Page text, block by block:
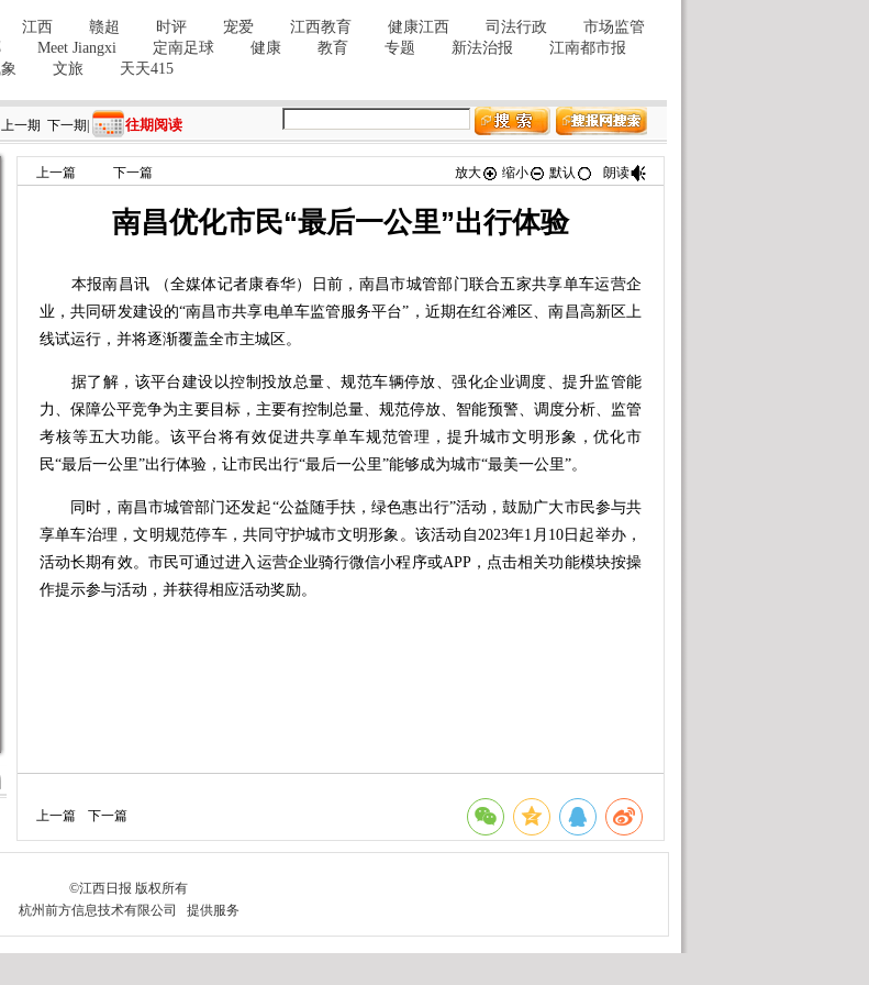
上一期 下一期 往期阅读
上一篇 下一篇 放大 缩小 默认 朗读
南昌优化市民“最后一公里”出行体验
本报南昌讯 （全媒体记者康春华）日前，南昌市城管部门联合五家共享单车运营企
业，共同研发建设的“南昌市共享电单车监管服务平台”，近期在红谷滩区、南昌高新区上
线试运行，并将逐渐覆盖全市主城区。
据了解，该平台建设以控制投放总量、规范车辆停放、强化企业调度、提升监管能
力、保障公平竞争为主要目标，主要有控制总量、规范停放、智能预警、调度分析、监管
考核等五大功能。该平台将有效促进共享单车规范管理，提升城市文明形象，优化市
民“最后一公里”出行体验，让市民出行“最后一公里”能够成为城市“最美一公里”。
同时，南昌市城管部门还发起“公益随手扶，绿色惠出行”活动，鼓励广大市民参与共
享单车治理，文明规范停车，共同守护城市文明形象。该活动自2023年1月10日起举办，
活动长期有效。市民可通过进入运营企业骑行微信小程序或APP，点击相关功能模块按操
作提示参与活动，并获得相应活动奖励。
上一篇 下一篇